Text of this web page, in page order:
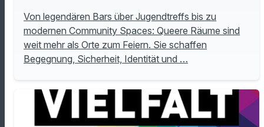
Von legendären Bars über Jugendtreffs bis zu
modernen Community Spaces: Queere Räume sind
weit mehr als Orte zum Feiern. Sie schaffen
Begegnung, Sicherheit, Identität und …